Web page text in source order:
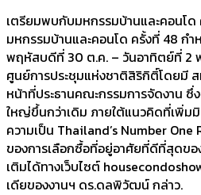
เตรียมพบกับมหกรรมบ้านและคอนโ
มหกรรมบ้านและคอนโด ครั้งที่ 48 กำ
พฤหัสบดีที่ 30 ต.ค. – วันอาทิตย์ที่ 2
ศูนย์การประชุมแห่งชาติสิริกิติ์โดยมี
หน้าที่ประธานคณะกรรมการจัดงาน ซึ่
ใหญ่ขึ้นกว่าเดิม ภายใต้แนวคิดที่เพิ่ม
ความเป็น Thailand’s Number
ของการเลือกซื้อที่อยู่อาศัยที่ดีที่สุดขอ
เติมได้ทางเว็บไซต์
เดียของงานฯ ดร.ดลพิวัฒน์ กล่าว.